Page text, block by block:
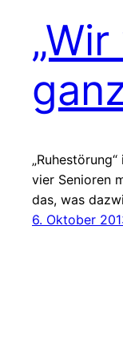
vier Senioren
das, was
6. Oktober